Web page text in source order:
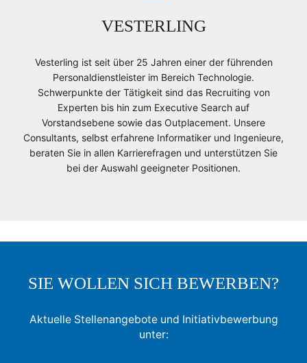
VESTERLING
Vesterling ist seit über 25 Jahren einer der führenden
Personaldienstleister im Bereich Technologie.
Schwerpunkte der Tätigkeit sind das Recruiting von
Experten bis hin zum Executive Search auf
Vorstandsebene sowie das Outplacement. Unsere
Consultants, selbst erfahrene Informatiker und Ingenieure,
beraten Sie in allen Karrierefragen und unterstützen Sie
bei der Auswahl geeigneter Positionen.
SIE WOLLEN SICH BEWERBEN?
Aktuelle Stellenangebote und Initiativbewerbung
unter: